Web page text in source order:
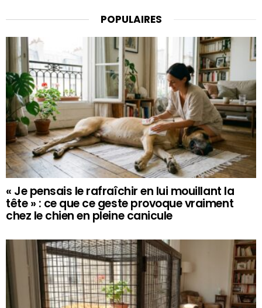
POPULAIRES
« Je pensais le rafraîchir en lui mouillant la
tête » : ce que ce geste provoque vraiment
chez le chien en pleine canicule